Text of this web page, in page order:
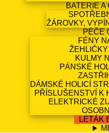
BATERIE A
ŽÁROVKY,
PÉČE
FÉNY
KULMY
PÁNSKÉ
DÁMSKÉ HOLICÍ
PŘÍSLUŠENSTVÍ K
ELEKTRICKÉ
LETÁK